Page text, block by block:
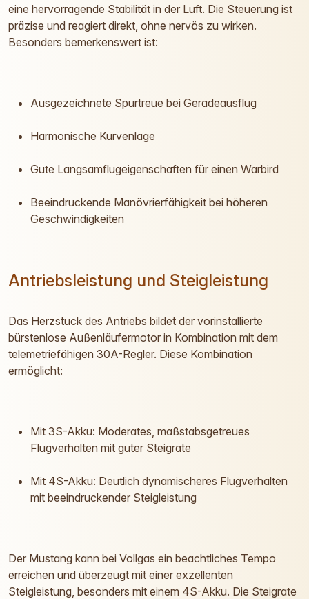
eine hervorragende Stabilität in der Luft. Die Steuerung ist
präzise und reagiert direkt, ohne nervös zu wirken.
Besonders bemerkenswert ist:
Ausgezeichnete Spurtreue bei Geradeausflug
Harmonische Kurvenlage
Gute Langsamflugeigenschaften für einen Warbird
Beeindruckende Manövrierfähigkeit bei höheren
Geschwindigkeiten
Antriebsleistung und Steigleistung
Das Herzstück des Antriebs bildet der vorinstallierte
bürstenlose Außenläufermotor in Kombination mit dem
telemetriefähigen 30A-Regler. Diese Kombination
ermöglicht:
Mit 3S-Akku: Moderates, maßstabsgetreues
Flugverhalten mit guter Steigrate
Mit 4S-Akku: Deutlich dynamischeres Flugverhalten
mit beeindruckender Steigleistung
Der Mustang kann bei Vollgas ein beachtliches Tempo
erreichen und überzeugt mit einer exzellenten
Steigleistung, besonders mit einem 4S-Akku. Die Steigrate